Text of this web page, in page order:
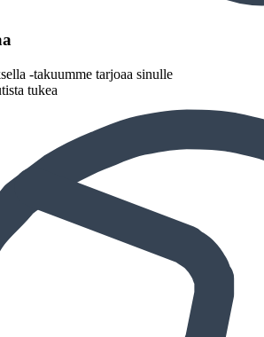
-takuumme tarjoaa sinulle
tukea